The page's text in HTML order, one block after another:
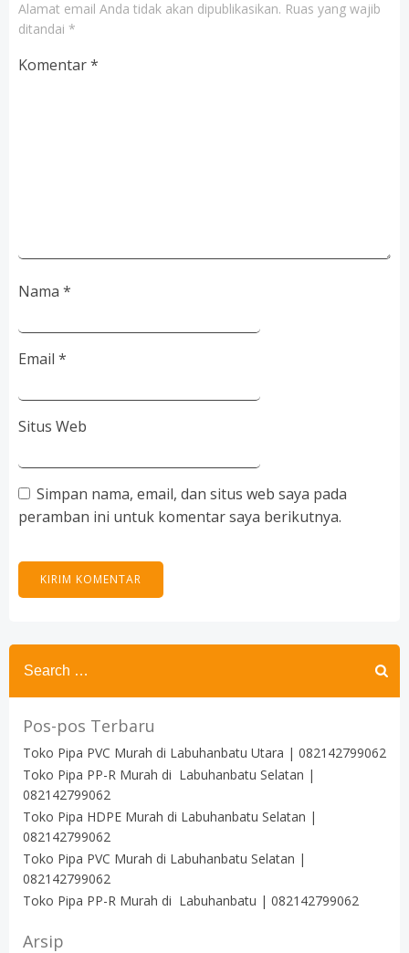
Alamat email Anda tidak akan dipublikasikan. Ruas yang wajib
ditandai *
Komentar*
Nama *
Email *
Situs Web
Simpan nama, email, dan situs web saya pada
peramban ini untuk komentar saya berikutnya.
Search
for:
Pos-pos Terbaru
Toko Pipa PVC Murah di Labuhanbatu Utara | 082142799062
Toko Pipa PP-R Murah di Labuhanbatu Selatan |
082142799062
Toko Pipa HDPE Murah di Labuhanbatu Selatan |
082142799062
Toko Pipa PVC Murah di Labuhanbatu Selatan |
082142799062
Toko Pipa PP-R Murah di Labuhanbatu | 082142799062
Arsip